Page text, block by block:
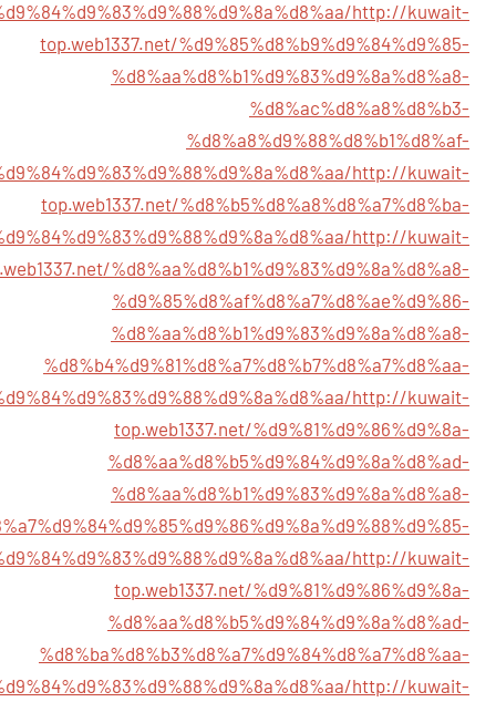
http://kuwait-
top.web1337.net/%d9%85%d8%b9%d9%84%d9%85-
%d8%aa%d8%b1%d9%83%d9%8a%d8%a8-
%d8%ac%d8%a8%d8%b3-
%d8%a8%d9%88%d8%b1%d8%af-
http://kuwait-
top.web1337.net/%d8%b5%d8%a8%d8%a7%d8%ba-
http://kuwait-
%d8%aa%d8%b1%d9%83%d9%8a%d8%a8-
%d9%85%d8%af%d8%a7%d8%ae%d9%86-
%d8%aa%d8%b1%d9%83%d9%8a%d8%a8-
%d8%b4%d9%81%d8%a7%d8%b7%d8%a7%d8%aa-
http://kuwait-
top.web1337.net/%d9%81%d9%86%d9%8a-
%d8%aa%d8%b5%d9%84%d9%8a%d8%ad-
%d8%aa%d8%b1%d9%83%d9%8a%d8%a8-
http://kuwait-
top.web1337.net/%d9%81%d9%86%d9%8a-
%d8%aa%d8%b5%d9%84%d9%8a%d8%ad-
%d8%ba%d8%b3%d8%a7%d9%84%d8%a7%d8%aa-
http://kuwait-